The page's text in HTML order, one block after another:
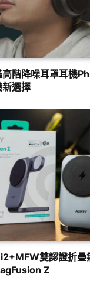
高階降噪耳罩耳機
新選擇
雙認證折疊
Z